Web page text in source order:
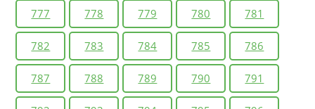
777 778 779 780 781
782 783 784 785 786
787 788 789 790 791